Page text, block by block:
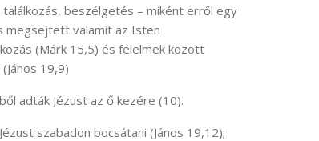
beszélgetés – miként erről egy
megsejtett valamit az Isten
(Márk 15,5) és félelmek között
19,9)
adták Jézust az ő kezére (10).
szabadon bocsátani (János 19,12);